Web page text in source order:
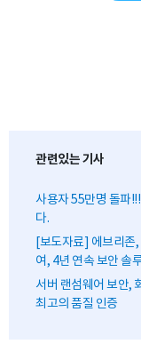
관련있는 기사
사용자 55만명 돌파
다.
[보도자료] 에브리존
여, 4년 연속 보안 솔
서버 랜섬웨어 보안,
최고의 품질 인증